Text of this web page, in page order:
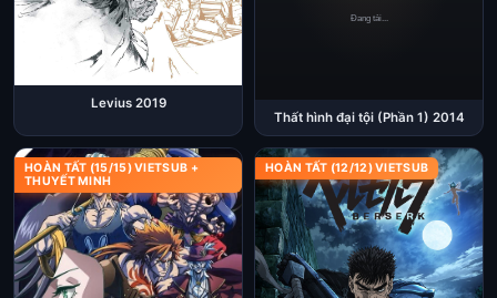
Levius 2019
Thất hình đại tội (Phần 1) 2014
HOÀN TẤT (15/15) VIETSUB +
THUYẾT MINH
HOÀN TẤT (12/12) VIETSUB